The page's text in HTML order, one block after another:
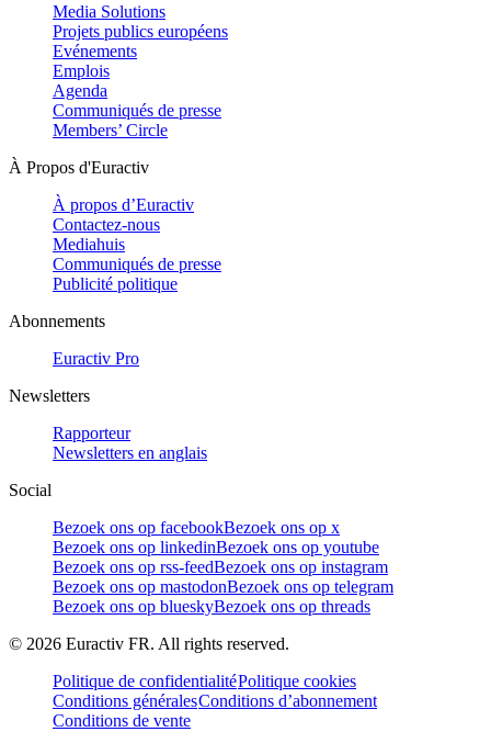
Media Solutions
Projets publics européens
Evénements
Emplois
Agenda
Communiqués de presse
Members’ Circle
À Propos d'Euractiv
À propos d’Euractiv
Contactez-nous
Mediahuis
Communiqués de presse
Publicité politique
Abonnements
Euractiv Pro
Newsletters
Rapporteur
Newsletters en anglais
Social
Bezoek ons op facebookBezoek ons op x
Bezoek ons op linkedinBezoek ons op youtube
Bezoek ons op rss-feedBezoek ons op instagram
Bezoek ons op mastodonBezoek ons op telegram
Bezoek ons op blueskyBezoek ons op threads
© 2026 Euractiv FR. All rights reserved.
Politique de confidentialitéPolitique cookies
Conditions généralesConditions d’abonnement
Conditions de vente